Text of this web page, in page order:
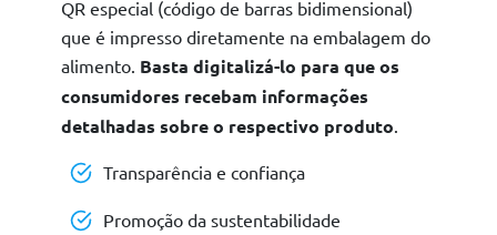
QR especial (código de barras bidimensional)
que é impresso diretamente na embalagem do
alimento. Basta digitalizá-lo para que os
consumidores recebam informações
detalhadas sobre o respectivo produto
Transparência e confiança
Promoção da sustentabilidade